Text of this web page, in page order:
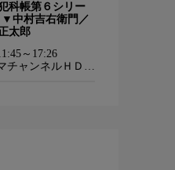
科帳第６シリー
中村吉右衛門／
太郎
～17:26
チャンネルＨＤ